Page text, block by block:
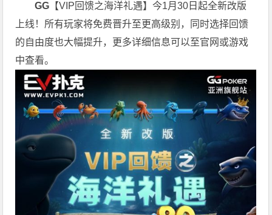
GG 【VIP回馈之海洋礼遇】今1月30日起全新改版
上线！所有玩家将免费晋升至更高级别，同时选择回馈
的自由度也大幅提升，更多详细信息可以至官网或游戏
中查看。